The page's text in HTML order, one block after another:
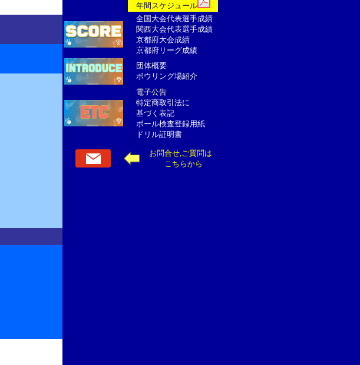
年間スケジュール
全国大会代表選手成績
関西大会代表選手成績
京都府大会成績
京都府リーグ成績
団体概要
ボウリング場紹介
電子公告
特定商取引法に
基づく表記
ボール検査登録用紙
ドリル証明書
お問合せ,ご質問は
こちらから